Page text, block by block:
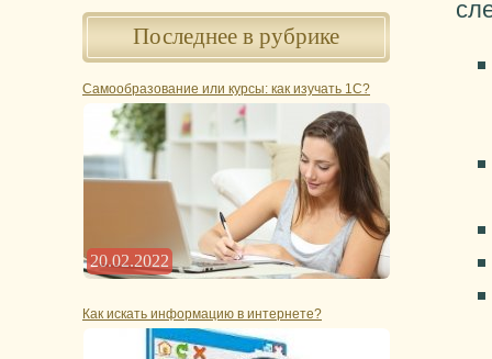
Последнее в рубрике
Самообразование или курсы: как изучать 1С?
20.02.2022
Как искать информацию в интернете?